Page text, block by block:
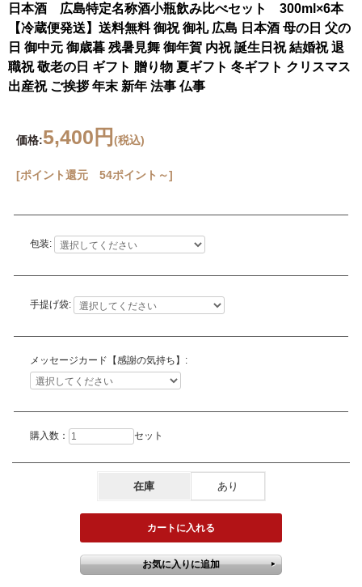
日本酒 広島特定名称酒小瓶飲み比べセット 300ml×6本
【冷蔵便発送】送料無料 御祝 御礼 広島 日本酒 母の日 父の
日 御中元 御歳暮 残暑見舞 御年賀 内祝 誕生日祝 結婚祝 退
職祝 敬老の日 ギフト 贈り物 夏ギフト 冬ギフト クリスマス
出産祝 ご挨拶 年末 新年 法事 仏事
価格:5,400円 (税込)
[ポイント還元 54ポイント～]
包装:
手提げ袋:
メッセージカード【感謝の気持ち】:
購入数： セット
在庫 あり